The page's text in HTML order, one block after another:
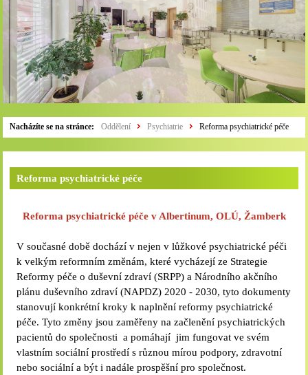
Nacházíte se na stránce: Oddělení Psychiatrie Reforma psychiatrické péče
Reforma psychiatrické péče
Reforma psychiatrické péče v Albertinum, OLÚ, Žamberk
V současné době dochází v nejen v lůžkové psychiatrické péči
k velkým reformním změnám, které vycházejí ze Strategie
Reformy péče o duševní zdraví (SRPP) a Národního akčního
plánu duševního zdraví (NAPDZ) 2020 - 2030, tyto dokumenty
stanovují konkrétní kroky k naplnění reformy psychiatrické
péče. Tyto změny jsou zaměřeny na začlenění psychiatrických
pacientů do společnosti a pomáhají jim fungovat ve svém
vlastním sociální prostředí s různou mírou podpory, zdravotní
nebo sociální a být i nadále prospěšní pro společnost.